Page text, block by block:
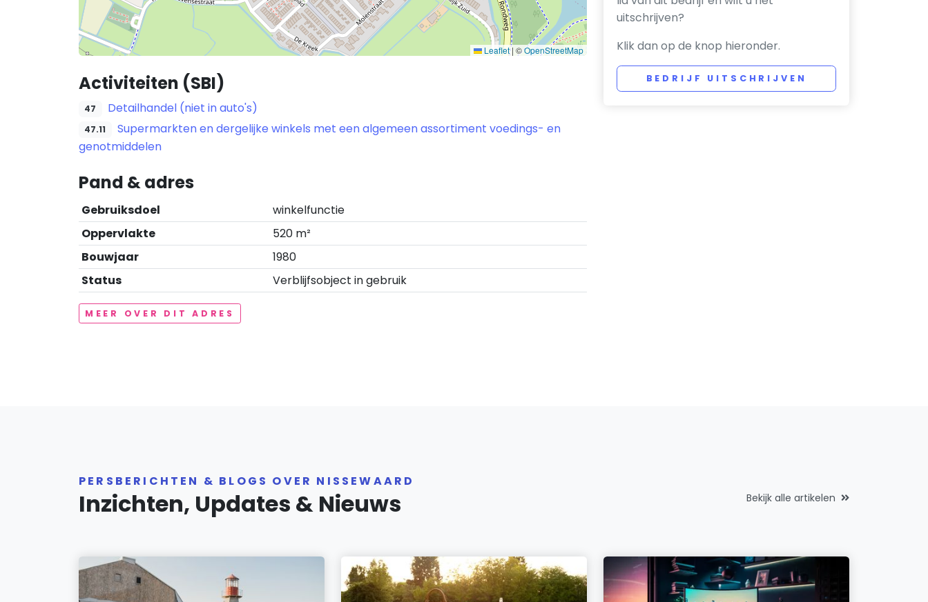
Leaflet | ©OpenStreetMap
Activiteiten (SBI)
47 Detailhandel (niet in auto's)
47.11
Supermarkten en dergelijke winkels met een algemeen assortiment voedings- en
genotmiddelen
Pand & adres
Gebruiksdoel
winkelfunctie
Oppervlakte
520 m²
Bouwjaar
1980
Status
Verblijfsobject in gebruik
MEER OVER DIT ADRES
uitschrijven?
Klik dan op de knop hieronder.
BEDRIJF UITSCHRIJVEN
PERSBERICHTEN & BLOGS OVER NISSEWAARD
Inzichten, Updates & Nieuws Bekijk alle artikelen